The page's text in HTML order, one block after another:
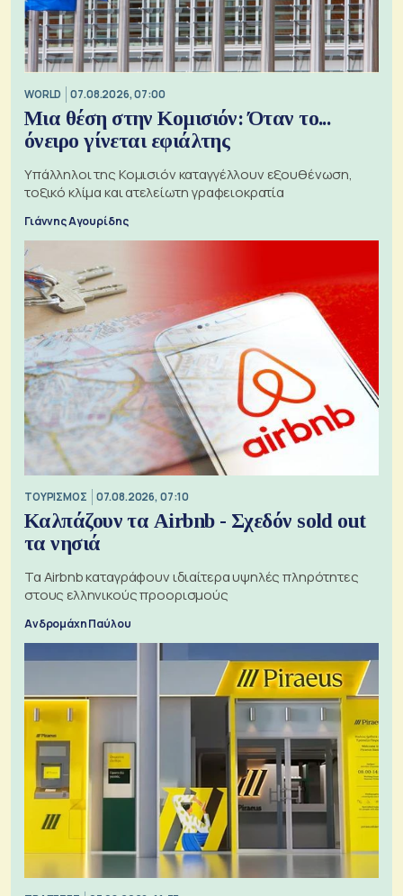
WORLD 07.08.2026, 07:00
Μια θέση στην Κομισιόν: Όταν το...
όνειρο γίνεται εφιάλτης
Υπάλληλοι της Κομισιόν καταγγέλλουν εξουθένωση,
τοξικό κλίμα και ατελείωτη γραφειοκρατία
Γιάννης Αγουρίδης
ΤΟΥΡΙΣΜΟΣ 07.08.2026, 07:10
Καλπάζουν τα Airbnb - Σχεδόν sold out
τα νησιά
Τα Airbnb καταγράφουν ιδιαίτερα υψηλές πληρότητες
στους ελληνικούς προορισμούς
Ανδρομάχη Παύλου